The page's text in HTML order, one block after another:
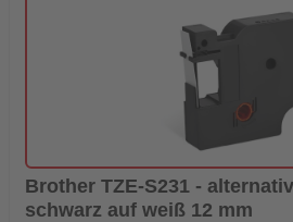
Brother TZE-S231 -
schwarz auf weiß 12 mm